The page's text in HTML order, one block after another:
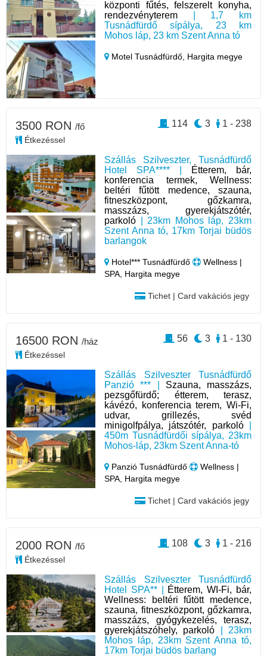
központi fűtés, felszerelt konyha,
rendezvényterem | 1,7 km
Tusnádfürdő sípálya, 23 km
Mohos láp, 23 km Szent Anna tó
Motel Tusnádfürdő, Hargita megye
Szállás Szilveszter, Tusnádfürdő
Hotel SPA**** |
Étterem, bár,
konferencia termek, Wellness:
beltéri fűtött medence, szauna,
fitneszközpont, gőzkamra,
masszázs, gyerekjátszótér,
parkoló | 23km Mohos láp, 23km
Szent Anna tó, 17km Torjai büdös
barlangok
Hotel*** Tusnádfürdő
Wellness |
SPA, Hargita megye
Tichet | Card vakációs jegy
3500 RON /fő
Étkezéssel
1 - 238
3
114
Szállás Szilveszter Tusnádfürdő
Panzió *** | Szauna, masszázs,
pezsgőfürdő; étterem, terasz,
kávézó, konferencia terem, Wi-Fi,
udvar, grillezés, svéd
minigolfpálya, játszótér, parkoló|
450m Tusnádfürdői sípálya, 23km
Mohos-láp, 23km Szent Anna-tó
Panzió Tusnádfürdő
Wellness |
SPA, Hargita megye
Tichet | Card vakációs jegy
16500 RON /ház
Étkezéssel
1 - 130
3
56
Szállás Szilveszter Tusnádfürdő
Hotel SPA** | Étterem, WI-Fi, bár,
Wellness: beltéri fűtött medence,
szauna, fitneszközpont, gőzkamra,
masszázs, gyógykezelés, terasz,
gyerekjátszóhely, parkoló | 23km
Mohos láp, 23km Szent Anna tó,
17km Torjai büdös barlang
2000 RON /fő
Étkezéssel
1 - 216
3
108